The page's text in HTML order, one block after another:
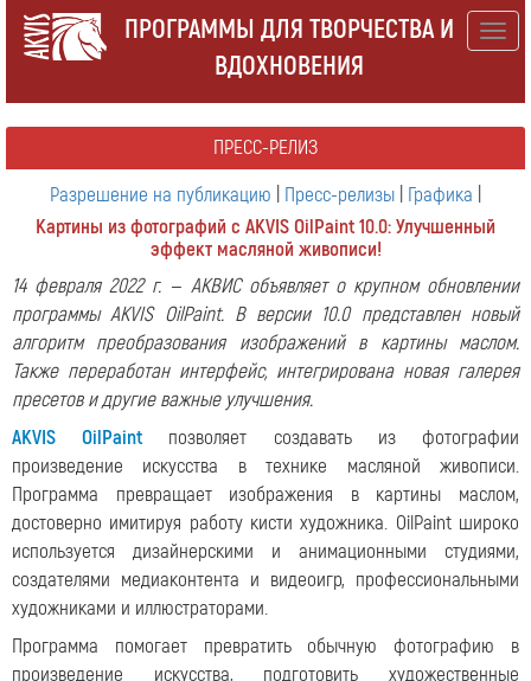
ПРОГРАММЫ ДЛЯ ТВОРЧЕСТВА И
ВДОХНОВЕНИЯ
ПРЕСС-РЕЛИЗ
Разрешение на публикацию
Пресс-релизы Графика
Картины из фотографий с AKVIS OilPaint 10.0: Улучшенный
эффект масляной живописи!
14 февраля 2022 г. — АКВИС объявляет о крупном обновлении
программы AKVIS OilPaint. В версии 10.0 представлен новый
алгоритм преобразования изображений в картины маслом.
Также переработан интерфейс, интегрирована новая галерея
пресетов и другие важные улучшения.
AKVIS OilPaint позволяет создавать из фотографии
произведение искусства в технике масляной живописи.
Программа превращает изображения в картины маслом,
достоверно имитируя работу кисти художника. OilPaint широко
используется дизайнерскими и анимационными студиями,
создателями медиаконтента и видеоигр, профессиональными
художниками и иллюстраторами.
Программа помогает превратить обычную фотографию в
произведение искусства, подготовить художественные